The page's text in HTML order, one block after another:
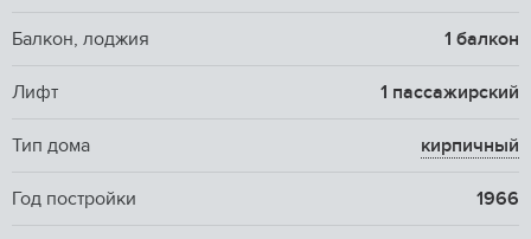
Балкон, лоджия 1 балкон
Лифт 1 пассажирский
Тип дома кирпичный
Год постройки 1966